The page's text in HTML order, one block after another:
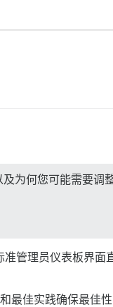
为何您可能需要调整
准管理员仪表板界
最佳实践确保最佳性